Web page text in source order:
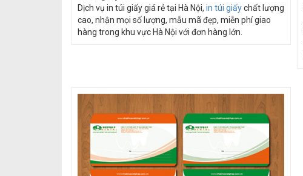
Dịch vụ in túi giấy giá rẻ tại Hà Nội, in túi giấychất lượng
cao, nhận mọi số lượng, mẫu mã đẹp, miễn phí giao
hàng trong khu vực Hà Nội với đơn hàng lớn.